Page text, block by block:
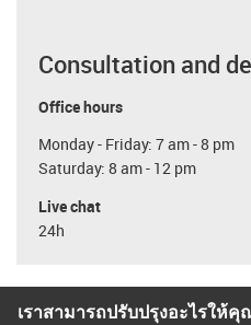
Consultation and
Office hours
Monday - Friday: 7 am - 8 pm
Saturday: 8 am - 12 pm
Live chat
24h
เราสามารถปรับปรุงอะไรให้